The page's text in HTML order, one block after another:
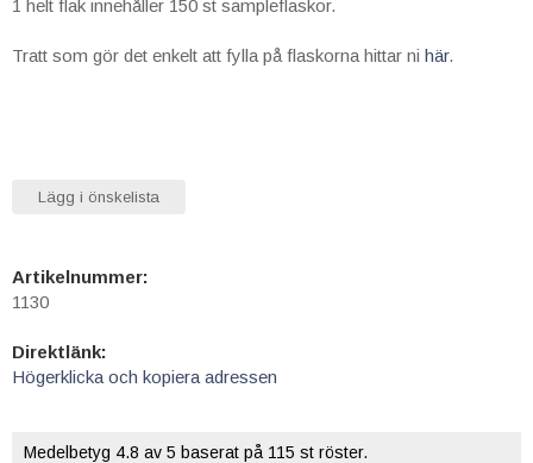
1 helt flak innehåller 150 st sampleflaskor.
Tratt som gör det enkelt att fylla på flaskorna hittar ni här.
Lägg i önskelista
Artikelnummer:
1130
Direktlänk:
Högerklicka och kopiera adressen
Medelbetyg 4.8 av 5 baserat på 115 st röster.